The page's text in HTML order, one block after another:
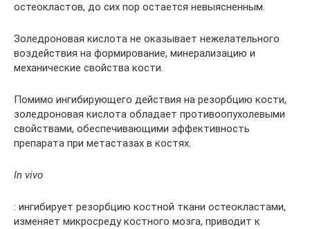
остеокластов, до сих пор остается невыясненным.
Золедроновая кислота не оказывает нежелательного
воздействия на формирование, минерализацию и
механические свойства кости.
Помимо ингибирующего действия на резорбцию кости,
золедроновая кислота обладает противоопухолевыми
свойствами, обеспечивающими эффективность
препарата при метастазах в костях.
In vivo
: ингибирует резорбцию костной ткани остеокластами,
изменяет микросреду костного мозга, приводит к